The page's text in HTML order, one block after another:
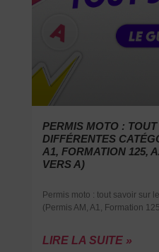
PERMIS MOTO :
DIFFÉRENTES
A1, FORMATION 125,
VERS A)
Permis moto : tout savoir sur
(Permis AM, A1, Formation
LIRE LA SUITE »